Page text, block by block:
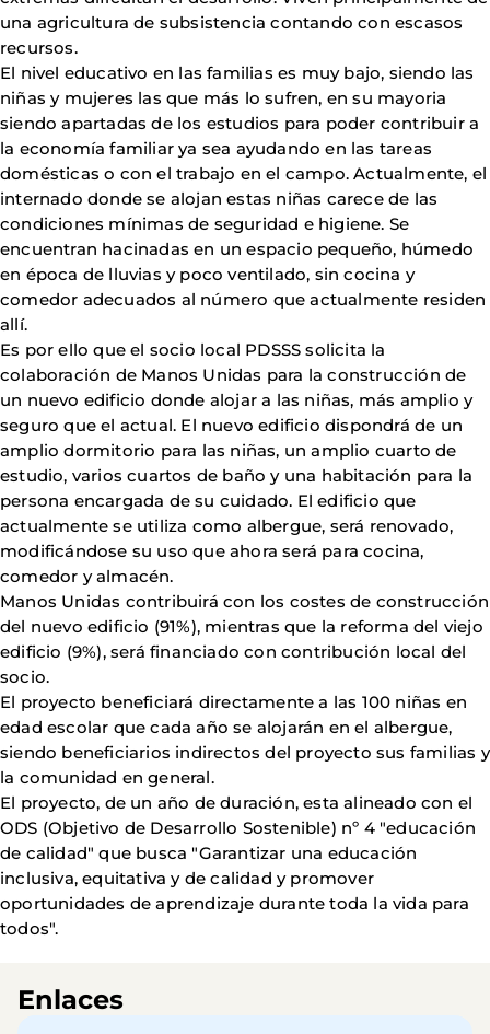
una agricultura de subsistencia contando con escasos
recursos.
El nivel educativo en las familias es muy bajo, siendo las
niñas y mujeres las que más lo sufren, en su mayoria
siendo apartadas de los estudios para poder contribuir a
la economía familiar ya sea ayudando en las tareas
domésticas o con el trabajo en el campo. Actualmente, el
internado donde se alojan estas niñas carece de las
condiciones mínimas de seguridad e higiene. Se
encuentran hacinadas en un espacio pequeño, húmedo
en época de lluvias y poco ventilado, sin cocina y
comedor adecuados al número que actualmente residen
allí.
Es por ello que el socio local PDSSS solicita la
colaboración de Manos Unidas para la construcción de
un nuevo edificio donde alojar a las niñas, más amplio y
seguro que el actual. El nuevo edificio dispondrá de un
amplio dormitorio para las niñas, un amplio cuarto de
estudio, varios cuartos de baño y una habitación para la
persona encargada de su cuidado. El edificio que
actualmente se utiliza como albergue, será renovado,
modificándose su uso que ahora será para cocina,
comedor y almacén.
Manos Unidas contribuirá con los costes de construcción
del nuevo edificio (91%), mientras que la reforma del viejo
edificio (9%), será financiado con contribución local del
socio.
El proyecto beneficiará directamente a las 100 niñas en
edad escolar que cada año se alojarán en el albergue,
siendo beneficiarios indirectos del proyecto sus familias y
la comunidad en general.
El proyecto, de un año de duración, esta alineado con el
ODS (Objetivo de Desarrollo Sostenible) nº 4 "educación
de calidad" que busca "Garantizar una educación
inclusiva, equitativa y de calidad y promover
oportunidades de aprendizaje durante toda la vida para
todos".
Enlaces